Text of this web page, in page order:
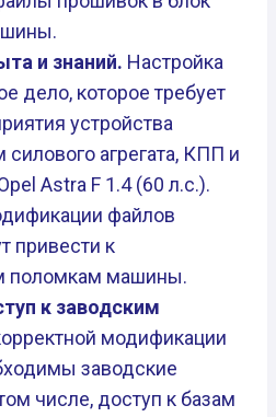
и знаний. Настройка
дело, которое требует
устройства
агрегата, КПП и
Astra F 1.4 (60 л.с.).
файлов
привести к
поломкам машины.
к заводским
модификации
заводские
числе, доступ к базам